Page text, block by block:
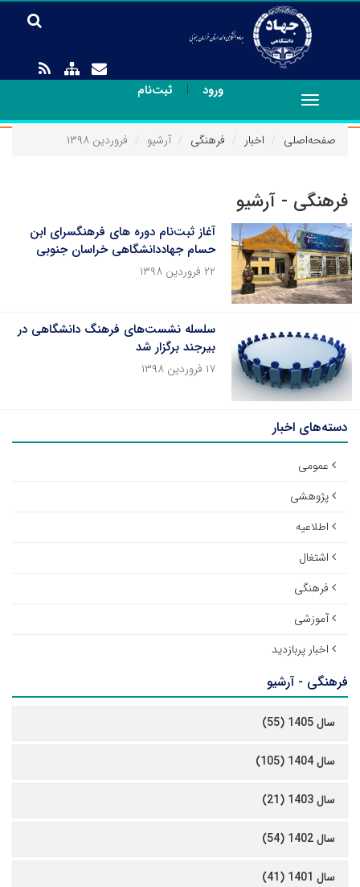
ورود | ثبت‌نام
Toggle
navigation
صفحه‌اصلی
اخبار فرهنگی آرشیو فروردین ۱۳۹۸
فرهنگی - آرشیو
آغاز ثبت‌نام دوره های فرهنگسرای ابن
حسام جهاددانشگاهی خراسان جنوبی
۲۲ فروردین ۱۳۹۸
سلسله نشست‌های فرهنگ دانشگاهی در
بیرجند برگزار شد
۱۷ فروردین ۱۳۹۸
دسته‌های اخبار
عمومی
پژوهشی
اطلاعیه
اشتغال
فرهنگی
آموزشی
اخبار پربازدید
فرهنگی - آرشیو
سال 1405 (55)
سال 1404 (105)
سال 1403 (21)
سال 1402 (54)
سال 1401 (41)